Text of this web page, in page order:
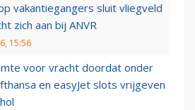
vakantiegangers sluit vliegveld
zich aan bij ANVR
15:56
voor vracht doordat onder
en easyJet slots vrijgeven